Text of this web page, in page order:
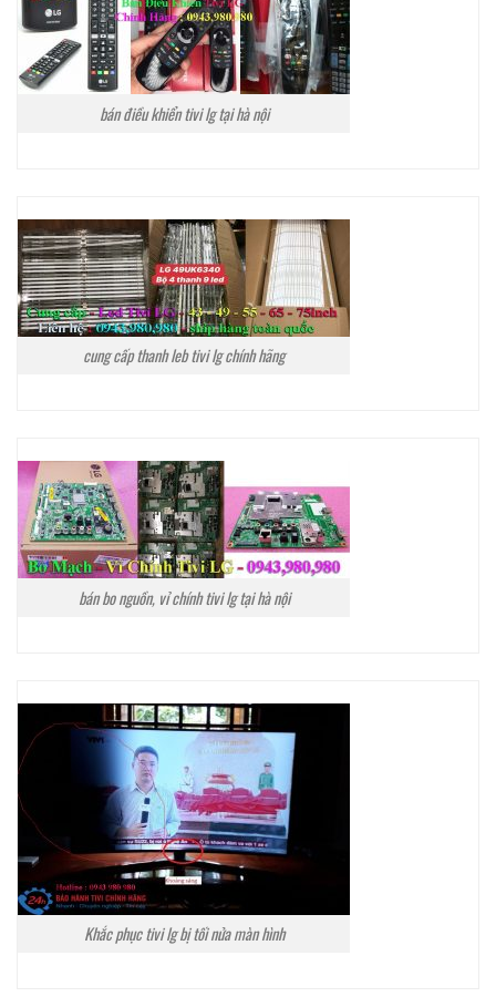
bán điều khiển tivi lg tại hà nội
cung cấp thanh leb tivi lg chính hãng
bán bo nguồn, vỉ chính tivi lg tại hà nội
Khắc phục tivi lg bị tối nửa màn hình